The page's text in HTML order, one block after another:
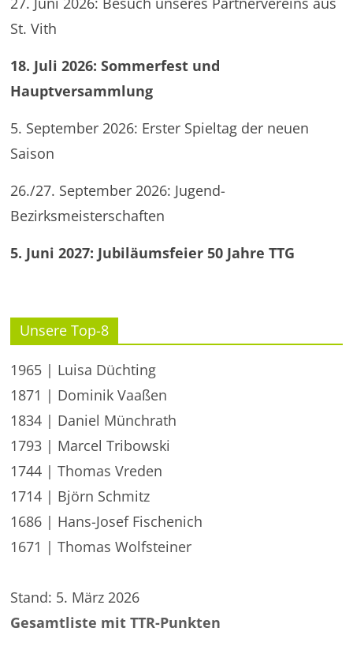
St. Vith
18. Juli 2026: Sommerfest und
Hauptversammlung
5. September 2026: Erster Spieltag der neuen
Saison
26./27. September 2026: Jugend-
Bezirksmeisterschaften
5. Juni 2027: Jubiläumsfeier 50 Jahre TTG
Unsere Top-8
1965 | Luisa Düchting
1871 | Dominik Vaaßen
1834 | Daniel Münchrath
1793 | Marcel Tribowski
1744 | Thomas Vreden
1714 | Björn Schmitz
1686 | Hans-Josef Fischenich
1671 | Thomas Wolfsteiner
Stand: 5. März 2026
Gesamtliste mit TTR-Punkten